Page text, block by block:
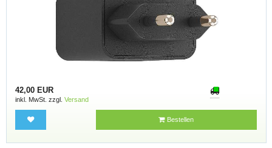
42,00 EUR
inkl. MwSt. zzgl. Versand
Bestellen